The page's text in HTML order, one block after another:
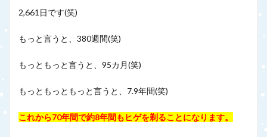
2,661日です(笑)
もっと言うと、380週間(笑)
もっともっと言うと、95カ月(笑)
もっともっともっと言うと、7.9年間(笑)
これから70年間で約8年間もヒゲを剃ることになります。